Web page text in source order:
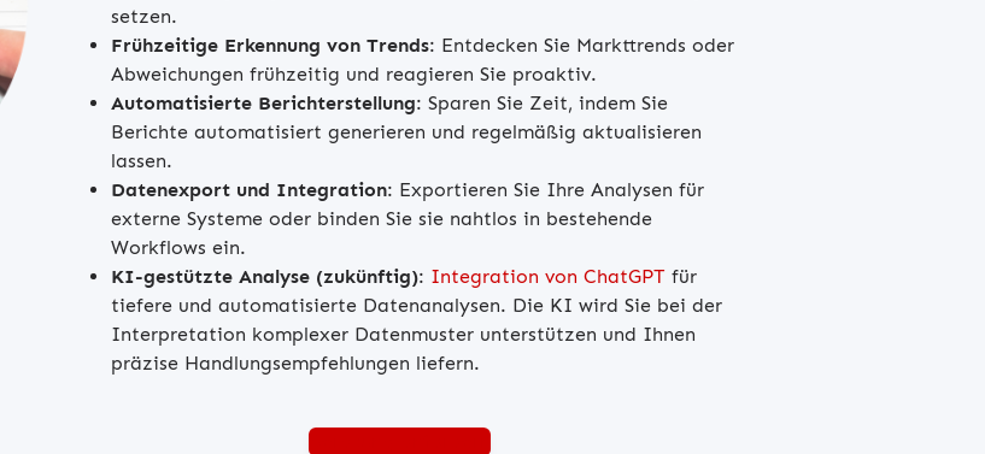
setzen.
Frühzeitige Erkennung von Trends: Entdecken Sie Markttrends oder
Abweichungen frühzeitig und reagieren Sie proaktiv.
Automatisierte Berichterstellung: Sparen Sie Zeit, indem Sie
Berichte automatisiert generieren und regelmäßig aktualisieren
lassen.
Datenexport und Integration: Exportieren Sie Ihre Analysen für
externe Systeme oder binden Sie sie nahtlos in bestehende
Workflows ein.
KI-gestützte Analyse (zukünftig): Integration von ChatGPT für
tiefere und automatisierte Datenanalysen. Die KI wird Sie bei der
Interpretation komplexer Datenmuster unterstützen und Ihnen
präzise Handlungsempfehlungen liefern.
Beratung anfordern